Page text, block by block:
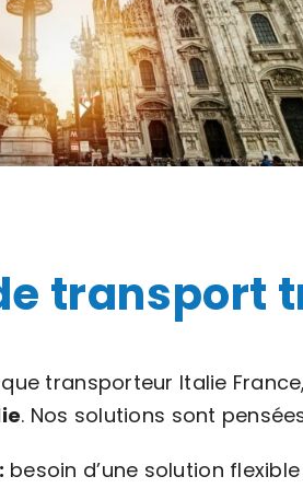
transporteur Italie
. Nos solutions sont
besoin d’une solution